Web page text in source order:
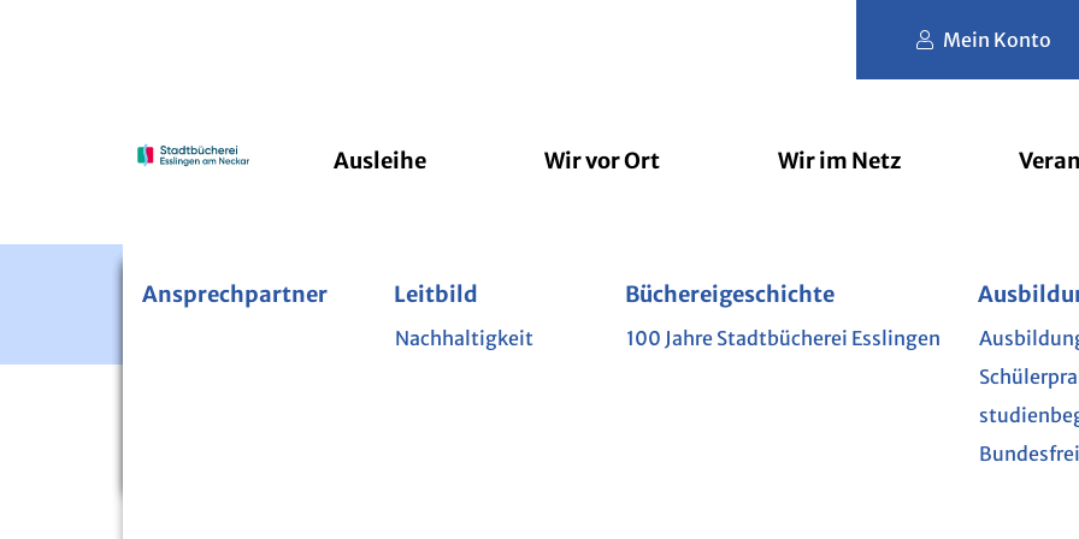
Mein Konto
Ausleihe
Nutzungs- und
Wir vor Ort
Bücherei im Pfleghof Kinderbibliothek
Über die Kinderbibliothek
Jugendbücherei Schule
Wir im Netz
24/7 Onleihe PressReader Filmfriend Brockhaus Phase
Erlesene Orte lesart
Ansprechpartner Leitbild
Nachhaltigkeit
Büchereigeschichte
100 Jahre Stadtbücherei Esslingen